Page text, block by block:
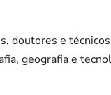
doutores e
geografia e